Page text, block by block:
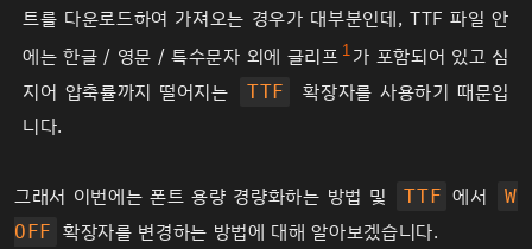
트를 다운로드하여 가져오는 경우가 대부분인데, TTF 파일 안
에는 한글 / 영문 / 특수문자 외에 글리프 1 가 포함되어 있고 심
지어 압축률까지 떨어지는
TTF
확장자를 사용하기 때문입
니다.
그래서 이번에는 폰트 용량 경량화하는 방법 및 TTF 에서
W
OFF 확장자를 변경하는 방법에 대해 알아보겠습니다.